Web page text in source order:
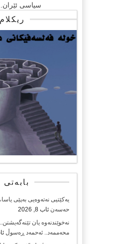
سیاسی
ریکلام
یەکێتیی نەتەوەیی بەپێی
حەسەن ئاب 8, 2026
نەخوێندنەوە یان
محەممەد.. ئەحمەد ڕەسوڵ ئاب